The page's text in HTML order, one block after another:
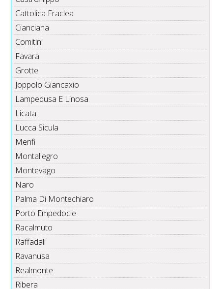
Cattolica Eraclea
Cianciana
Comitini
Favara
Grotte
Joppolo Giancaxio
Lampedusa E Linosa
Licata
Lucca Sicula
Menfi
Montallegro
Montevago
Naro
Palma Di Montechiaro
Porto Empedocle
Racalmuto
Raffadali
Ravanusa
Realmonte
Ribera